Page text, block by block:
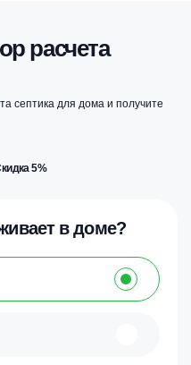
расчета
септика для дома и получите
5%
в доме?